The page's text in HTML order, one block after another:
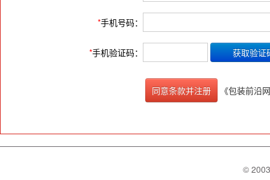
*手机号码：
*手机验证码：
同意条款并注册 《包装前沿
©